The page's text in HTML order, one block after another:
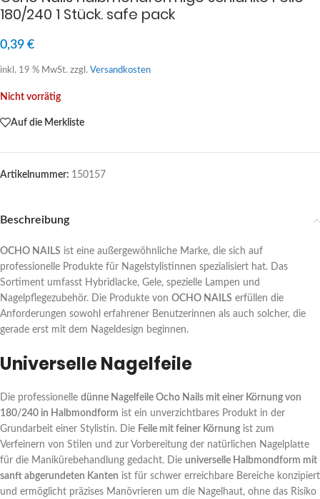
180/240 1 Stück. safe pack
0,39 €
inkl. 19 % MwSt. zzgl. Versandkosten
Nicht vorrätig
Auf die Merkliste
Artikelnummer: 150157
Beschreibung
OCHO NAILS ist eine außergewöhnliche Marke, die sich auf
professionelle Produkte für Nagelstylistinnen spezialisiert hat. Das
Sortiment umfasst Hybridlacke, Gele, spezielle Lampen und
Nagelpflegezubehör. Die Produkte von OCHO NAILS erfüllen die
Anforderungen sowohl erfahrener Benutzerinnen als auch solcher, die
gerade erst mit dem Nageldesign beginnen.
Universelle Nagelfeile
Die professionelle dünne Nagelfeile Ocho Nails mit einer Körnung von
180/240 in Halbmondform ist ein unverzichtbares Produkt in der
Grundarbeit einer Stylistin. Die Feile mit feiner Körnung ist zum
Verfeinern von Stilen und zur Vorbereitung der natürlichen Nagelplatte
für die Manikürebehandlung gedacht. Die universelle Halbmondform mit
sanft abgerundeten Kanten ist für schwer erreichbare Bereiche konzipiert
und ermöglicht präzises Manövrieren um die Nagelhaut, ohne das Risiko